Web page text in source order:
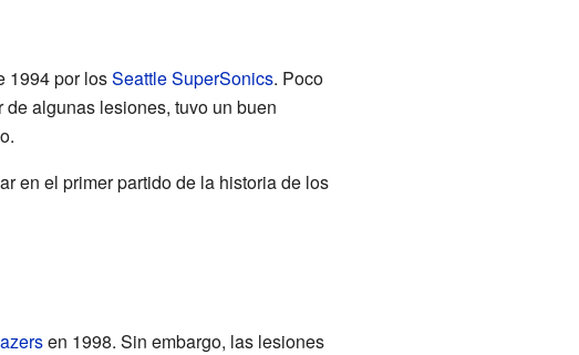
1994 por losSeattle SuperSonics. Poco
algunas lesiones, tuvo un buen
en el primer partido de la historia de los
en 1998. Sin embargo, las lesiones